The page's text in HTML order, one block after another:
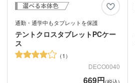
通勤・通学中もタブレットを保護
テントクロスタブレットPCケー
ス
1
DECO0040
669円